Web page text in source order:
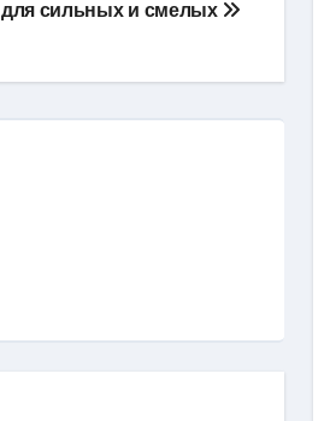
для сильных и смелых